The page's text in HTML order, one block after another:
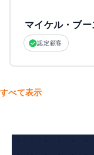
マイケル・ブー
認定顧客
すべて表示